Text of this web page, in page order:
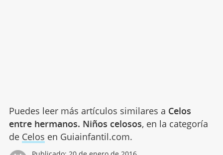
Puedes leer más artículos similares a Celos
entre hermanos. Niños celosos, en la categoría
de Celos en Guiainfantil.com.